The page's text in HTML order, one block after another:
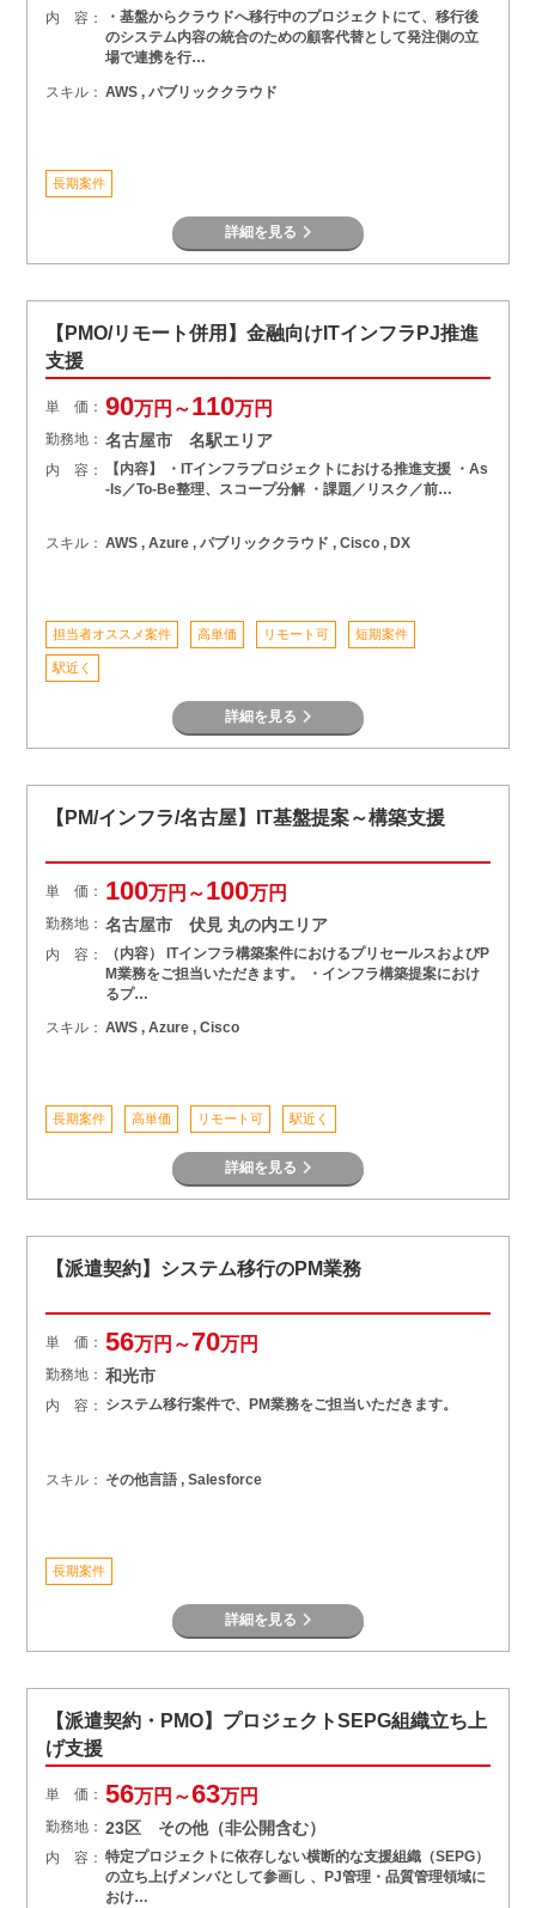
内 容：
・基盤からクラウドへ移行中のプロジェクトにて、移行後
のシステム内容の統合のための顧客代替として発注側の立
場で連携を行…
スキル： AWS , パブリッククラウド
長期案件
詳細を見る
【PMO/リモート併用】金融向けITインフラPJ推進
支援
単 価： 90万円～110万円
勤務地： 名古屋市 名駅エリア
内 容：
【内容】 ・ITインフラプロジェクトにおける推進支援 ・As
-Is／To-Be整理、スコープ分解 ・課題／リスク／前…
スキル： AWS , Azure , パブリッククラウド , Cisco , DX
担当者オススメ案件 高単価 リモート可 短期案件
駅近く
詳細を見る
【PM/インフラ/名古屋】IT基盤提案～構築支援
単 価： 100万円～100万円
勤務地： 名古屋市 伏見 丸の内エリア
内 容：
（内容） ITインフラ構築案件におけるプリセールスおよびP
M業務をご担当いただきます。 ・インフラ構築提案におけ
るプ…
スキル： AWS , Azure , Cisco
長期案件 高単価 リモート可 駅近く
詳細を見る
【派遣契約】システム移行のPM業務
単 価： 56万円～70万円
勤務地： 和光市
内 容： システム移行案件で、PM業務をご担当いただきます。
スキル： その他言語 , Salesforce
長期案件
詳細を見る
【派遣契約・PMO】プロジェクトSEPG組織立ち上
げ支援
単 価： 56万円～63万円
勤務地： 23区 その他（非公開含む）
内 容： 特定プロジェクトに依存しない横断的な支援組織（SEPG）
の立ち上げメンバとして参画し 、PJ管理・品質管理領域に
おけ…